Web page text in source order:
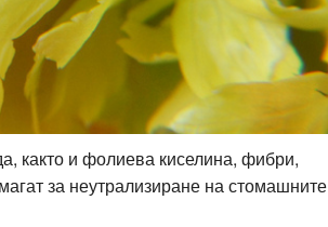
както и фолиева киселина, фибри,
за неутрализиране на стомашните